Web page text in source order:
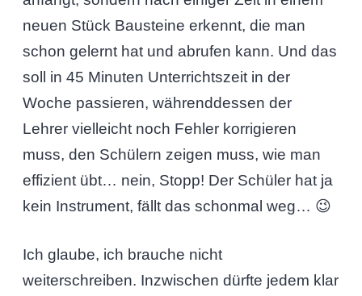
neuen Stück Bausteine erkennt, die man
schon gelernt hat und abrufen kann. Und das
soll in 45 Minuten Unterrichtszeit in der
Woche passieren, währenddessen der
Lehrer vielleicht noch Fehler korrigieren
muss, den Schülern zeigen muss, wie man
effizient übt… nein, Stopp! Der Schüler hat ja
kein Instrument, fällt das schonmal weg… 😉
Ich glaube, ich brauche nicht
weiterschreiben. Inzwischen dürfte jedem klar